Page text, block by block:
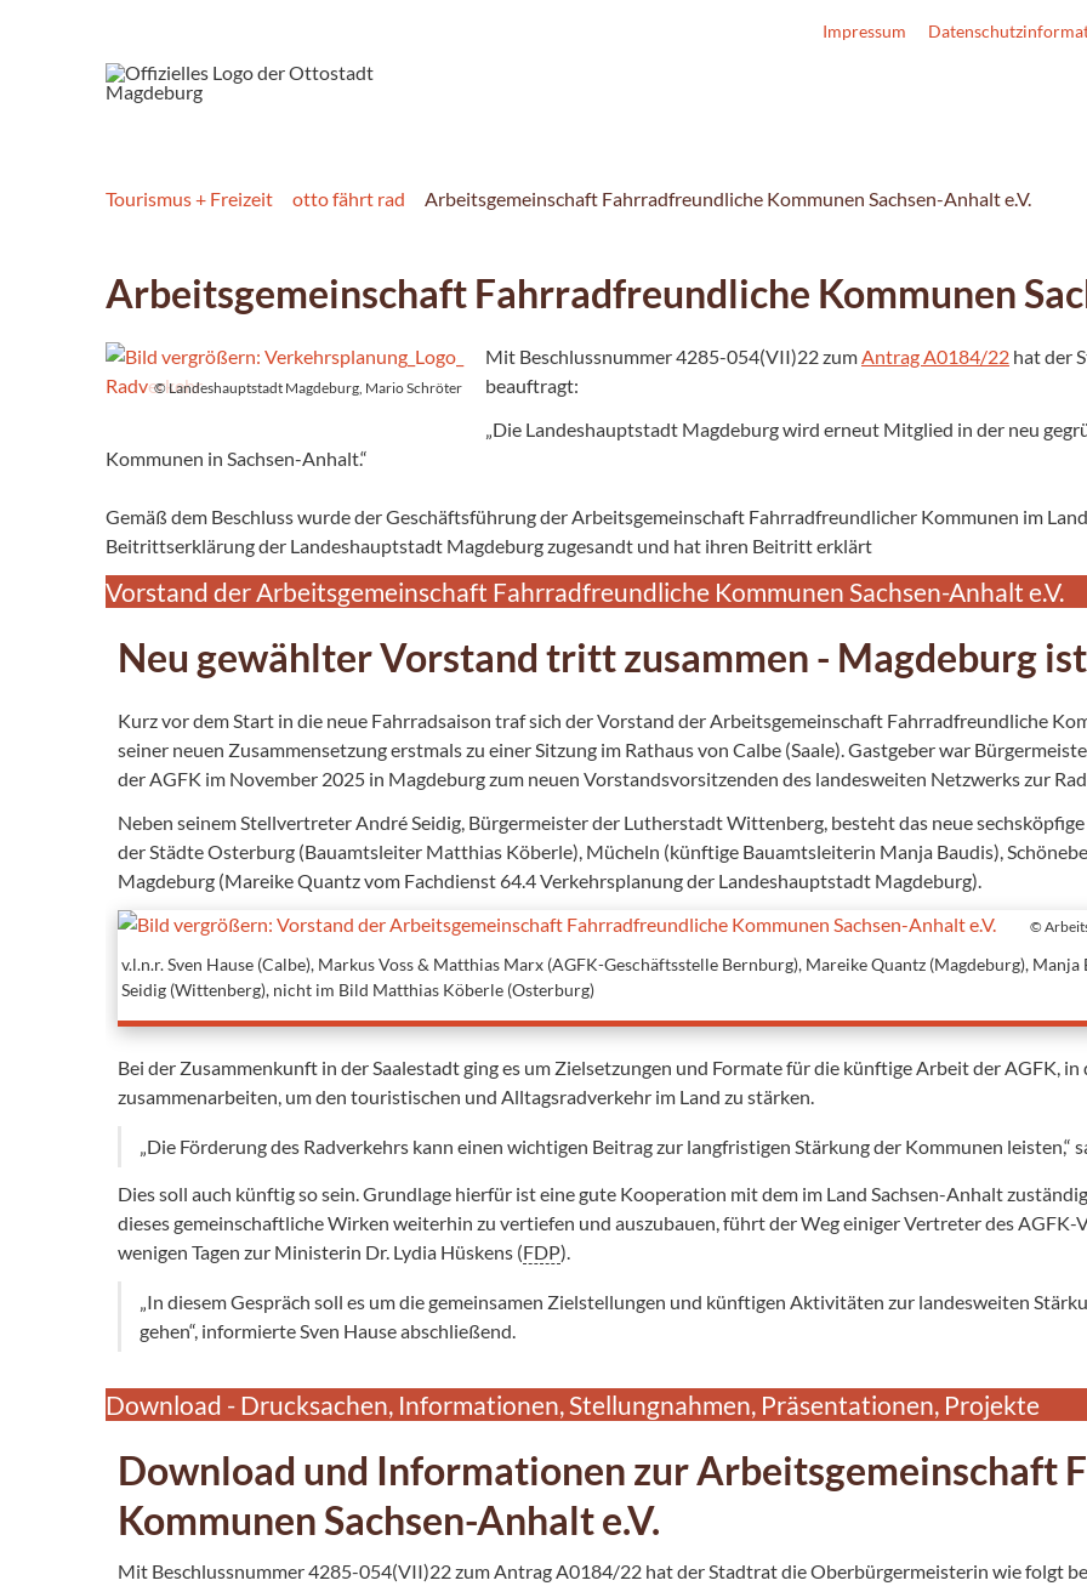
Impressum
Tourismus + Freizeit otto fährt rad Arbeitsgemeinschaft Fahrradfreundliche Kommunen Sachsen-Anhalt e.V.
Arbeitsgemeinschaft Fahrradfreundliche Kommunen
© Landeshauptstadt Magdeburg, Mario Schröter
Mit Beschlussnummer 4285-054(VII)22 zum Antrag A0184/22 hat der
beauftragt:
„Die Landeshauptstadt Magdeburg wird erneut Mitglied in der neu
Kommunen in Sachsen-Anhalt.“
Gemäß dem Beschluss wurde der Geschäftsführung der Arbeitsgemeinschaft Fahrradfreundlicher Kommunen im
Beitrittserklärung der Landeshauptstadt Magdeburg zugesandt und hat ihren Beitritt erklärt
Vorstand der Arbeitsgemeinschaft Fahrradfreundliche Kommunen Sachsen-Anhalt e.V.
Neu gewählter Vorstand tritt zusammen - Magdeburg
Kurz vor dem Start in die neue Fahrradsaison traf sich der Vorstand der Arbeitsgemeinschaft Fahrradfreundliche
seiner neuen Zusammensetzung erstmals zu einer Sitzung im Rathaus von Calbe (Saale). Gastgeber war
der AGFK im November 2025 in Magdeburg zum neuen Vorstandsvorsitzenden des landesweiten Netzwerks zur
Neben seinem Stellvertreter André Seidig, Bürgermeister der Lutherstadt Wittenberg, besteht das neue
der Städte Osterburg (Bauamtsleiter Matthias Köberle), Mücheln (künftige Bauamtsleiterin Manja Baudis),
Magdeburg (Mareike Quantz vom Fachdienst 64.4 Verkehrsplanung der Landeshauptstadt Magdeburg).
©
v.l.n.r. Sven Hause (Calbe), Markus Voss & Matthias Marx (AGFK-Geschäftsstelle Bernburg), Mareike Quantz (Magdeburg),
Seidig (Wittenberg), nicht im Bild Matthias Köberle (Osterburg)
Bei der Zusammenkunft in der Saalestadt ging es um Zielsetzungen und Formate für die künftige Arbeit der AGFK,
zusammenarbeiten, um den touristischen und Alltagsradverkehr im Land zu stärken.
„Die Förderung des Radverkehrs kann einen wichtigen Beitrag zur langfristigen Stärkung der Kommunen leisten,“
Dies soll auch künftig so sein. Grundlage hierfür ist eine gute Kooperation mit dem im Land Sachsen-Anhalt
dieses gemeinschaftliche Wirken weiterhin zu vertiefen und auszubauen, führt der Weg einiger Vertreter des
wenigen Tagen zur Ministerin Dr. Lydia Hüskens (FDP).
„In diesem Gespräch soll es um die gemeinsamen Zielstellungen und künftigen Aktivitäten zur landesweiten
gehen“, informierte Sven Hause abschließend.
Download - Drucksachen, Informationen, Stellungnahmen, Präsentationen, Projekte
Download und Informationen zur Arbeitsgemeinschaft
Kommunen Sachsen-Anhalt e.V.
Mit Beschlussnummer 4285-054(VII)22 zum Antrag A0184/22 hat der Stadtrat die Oberbürgermeisterin wie folgt